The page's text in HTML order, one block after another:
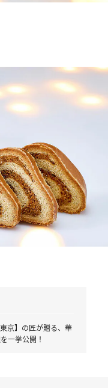
京】の匠が贈る、華
一挙公開！